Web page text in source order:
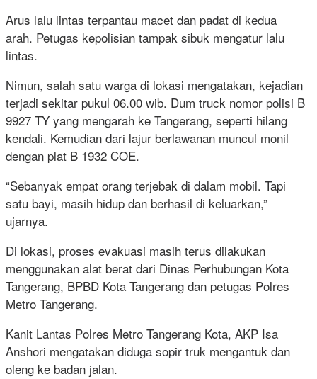
Arus lalu lintas terpantau macet dan padat di kedua
arah. Petugas kepolisian tampak sibuk mengatur lalu
lintas.
Nimun, salah satu warga di lokasi mengatakan, kejadian
terjadi sekitar pukul 06.00 wib. Dum truck nomor polisi B
9927 TY yang mengarah ke Tangerang, seperti hilang
kendali. Kemudian dari lajur berlawanan muncul monil
dengan plat B 1932 COE.
“Sebanyak empat orang terjebak di dalam mobil. Tapi
satu bayi, masih hidup dan berhasil di keluarkan,”
ujarnya.
Di lokasi, proses evakuasi masih terus dilakukan
menggunakan alat berat dari Dinas Perhubungan Kota
Tangerang, BPBD Kota Tangerang dan petugas Polres
Metro Tangerang.
Kanit Lantas Polres Metro Tangerang Kota, AKP Isa
Anshori mengatakan diduga sopir truk mengantuk dan
oleng ke badan jalan.